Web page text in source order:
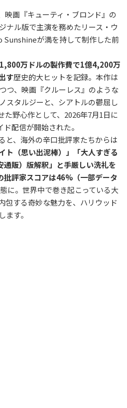
映画『キューティ・ブロンド』の
ナル版で主演を務めたリース・ウ
Sunshineが満を持して制作した前
万ドルの製作費で1億4,200万
す歴史的大ヒットを記録。本作は
つ、映画『クルーレス』のような
スタルジーと、シアトルの鬱屈し
た野心作として、2026年7月1日に
配信が開始された。
と、海外の辛口批評家たちからは
ト（思い出泥棒）」「大人すぎる
販）版解釈」と手厳しい洗礼を
評家スコアは46%（一部データ
に。世界中で巻き起こっている大
包する奇妙な魅力を、ハリウッド
す。